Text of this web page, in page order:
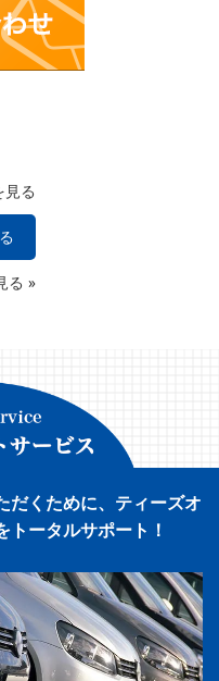
見る
る »
だくために、ティーズオ
ータルサポート！